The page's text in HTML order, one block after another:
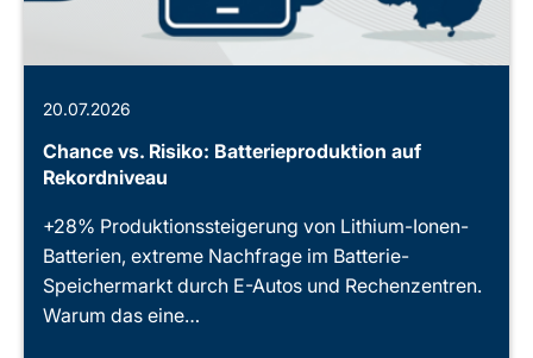
20.07.2026
Chance vs. Risiko: Batterieproduktion auf
Rekordniveau
+28% Produktionssteigerung von Lithium-Ionen-
Batterien, extreme Nachfrage im Batterie-
Speichermarkt durch E-Autos und Rechenzentren.
Warum das eine…